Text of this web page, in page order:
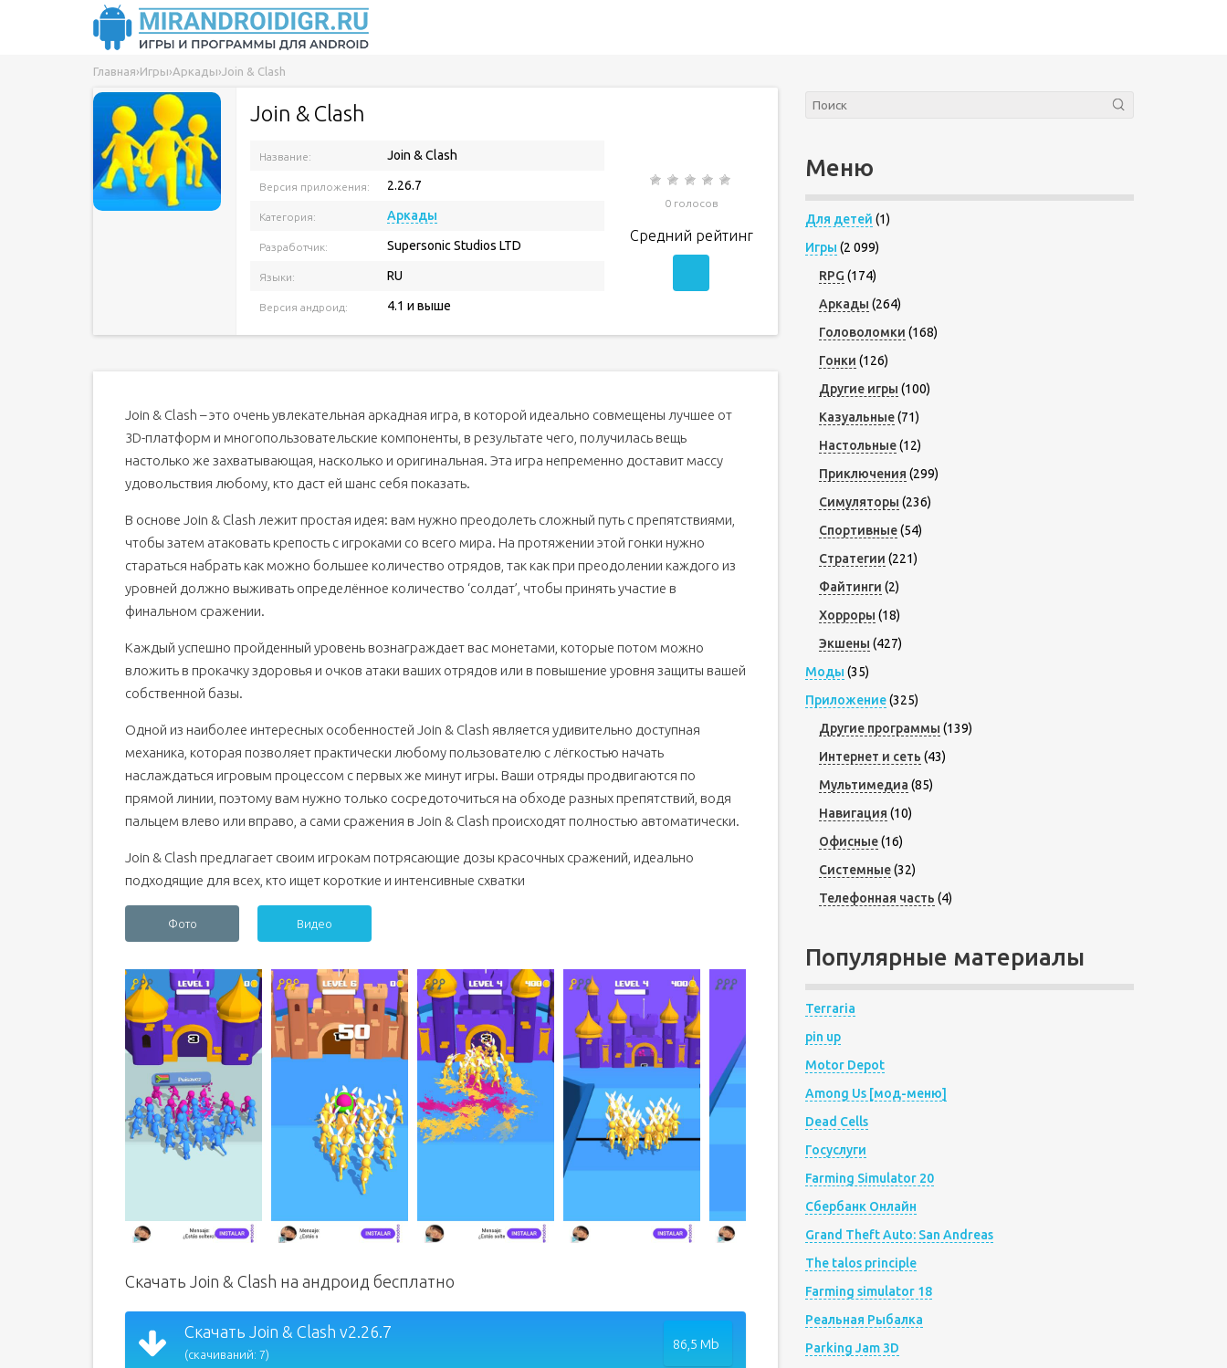
Главная›Игры›Аркады›Join & Clash
Join & Clash
Название: Join & Clash
Версия приложения: 2.26.7
Категория: Аркады
Разработчик: Supersonic Studios LTD
Языки: RU
Версия андроид: 4.1 и выше
0 голосов
Средний рейтинг
Join & Clash – это очень увлекательная аркадная игра, в которой идеально совмещены лучшее от
3D-платформ и многопользовательские компоненты, в результате чего, получилась вещь
настолько же захватывающая, насколько и оригинальная. Эта игра непременно доставит массу
удовольствия любому, кто даст ей шанс себя показать.
В основе Join & Clash лежит простая идея: вам нужно преодолеть сложный путь с препятствиями,
чтобы затем атаковать крепость с игроками со всего мира. На протяжении этой гонки нужно
стараться набрать как можно большее количество отрядов, так как при преодолении каждого из
уровней должно выживать определённое количество ‘солдат’, чтобы принять участие в
финальном сражении.
Каждый успешно пройденный уровень вознаграждает вас монетами, которые потом можно
вложить в прокачку здоровья и очков атаки ваших отрядов или в повышение уровня защиты вашей
собственной базы.
Одной из наиболее интересных особенностей Join & Clash является удивительно доступная
механика, которая позволяет практически любому пользователю с лёгкостью начать
наслаждаться игровым процессом с первых же минут игры. Ваши отряды продвигаются по
прямой линии, поэтому вам нужно только сосредоточиться на обходе разных препятствий, водя
пальцем влево или вправо, а сами сражения в Join & Clash происходят полностью автоматически.
Join & Clash предлагает своим игрокам потрясающие дозы красочных сражений, идеально
подходящие для всех, кто ищет короткие и интенсивные схватки
Фото Видео
Скачать Join & Clash на андроид бесплатно
Скачать Join & Clash v2.26.7
(скачиваний: 7)
86,5 Mb
Меню
Для детей (1)
Игры (2 099)
RPG (174)
Аркады (264)
Головоломки (168)
Гонки (126)
Другие игры (100)
Казуальные(71)
Настольные(12)
Приключения (299)
Симуляторы (236)
Спортивные(54)
Стратегии (221)
Файтинги (2)
Хорроры (18)
Экшены (427)
Моды (35)
Приложение(325)
Другие программы (139)
Интернет и сеть (43)
Мультимедиа (85)
Навигация (10)
Офисные(16)
Системные(32)
Телефонная часть (4)
Популярные материалы
Terraria
pin up
Motor Depot
Among Us [мод-меню]
Dead Cells
Госуслуги
Farming Simulator 20
Сбербанк Онлайн
Grand Theft Auto: San Andreas
The talos principle
Farming simulator 18
Реальная Рыбалка
Parking Jam 3D